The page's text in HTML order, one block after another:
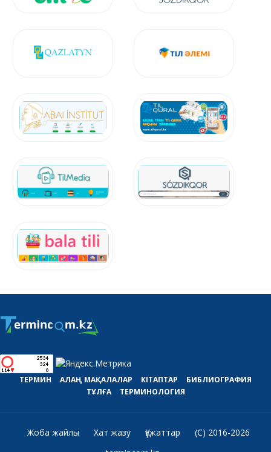
ТЕРМИН АЛАҢ МАҚАЛАЛАР КІТАПТАР
БИБЛИОГРАФИЯ
ТҰЛҒА
ТЕРМИНОЛОГИЯ
Жоба жайлы Хат жазу Құжаттар
(C) 2016-2026